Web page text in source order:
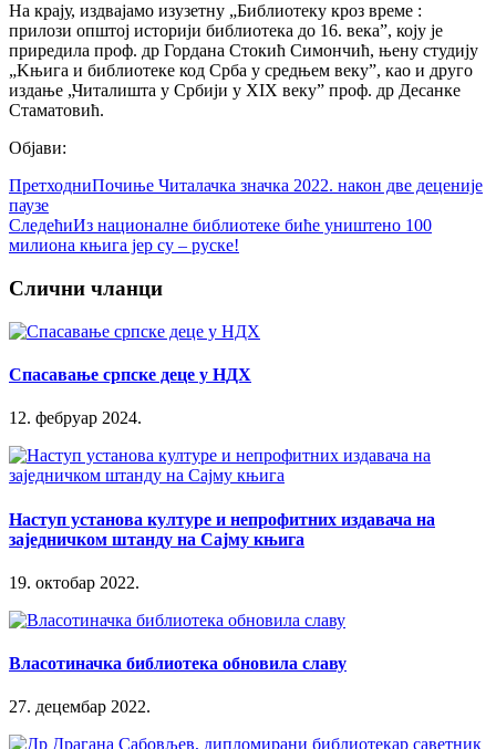
На крају, издвајамо изузетну „Библиотеку кроз време :
прилози општој историји библиотека до 16. века”, коју је
приредила проф. др Гордана Стокић Симончић, њену студију
„Kњига и библиотеке код Срба у средњем веку”, као и друго
издање „Читалишта у Србији у XIX веку” проф. др Десанке
Стаматовић.
Објави:
ПретходниПочиње Читалачка значка 2022. након две деценије
паузе
СледећиИз националне библиотеке биће уништено 100
милиона књига јер су – руске!
Слични чланци
Спасавање српске деце у НДХ
12. фебруар 2024.
Наступ установа културе и непрофитних издавача на
заједничком штанду на Сајму књига
19. октобар 2022.
Власотиначка библиотека обновила славу
27. децембар 2022.